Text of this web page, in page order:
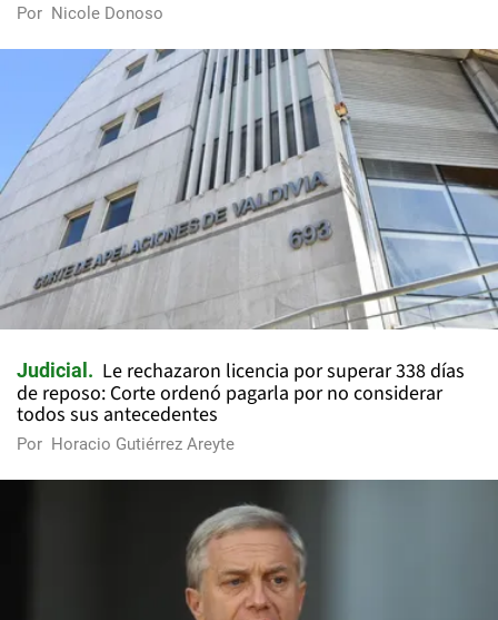
Por Nicole Donoso
Judicial
Le rechazaron licencia por superar 338 días
de reposo: Corte ordenó pagarla por no considerar
todos sus antecedentes
Por Horacio Gutiérrez Areyte